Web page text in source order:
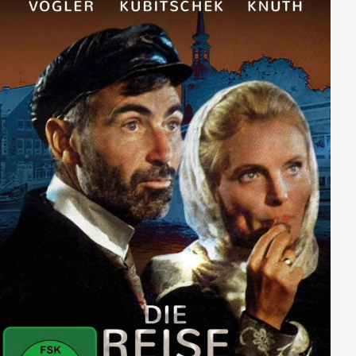
schließlich. Das private Glück der beiden schürt den
Neid von Prof. Speiter. Mit Hilfe Prätorius’ mysteriösem
Faktotum Shunderson glaubt er schließlich, dunkle
Punkte aus der Vergangenheit des Mediziners
aufdecken zu können. Doch Prätorius gelingt es vor
einem Ehrengericht, mit Witz und erstaunlichen
Enthüllungen alle Vorwürfe zu entkräften.